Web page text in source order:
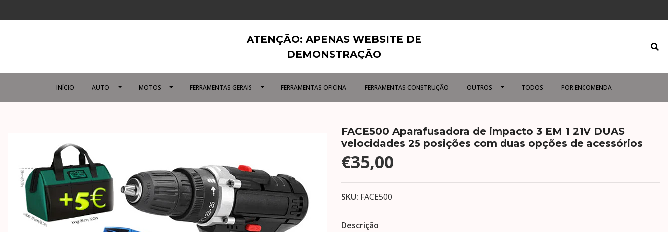
ATENÇÃO: APENAS WEBSITE DE
DEMONSTRAÇÃO
INÍCIO AUTO MOTOS FERRAMENTAS GERAIS FERRAMENTAS OFICINA FERRAMENTAS CONSTRUÇÃO OUTROS TODOS POR ENCOMENDA
FACE500 Aparafusadora de impacto 3 EM 1 21V DUAS
velocidades 25 posições com duas opções de acessórios
€35,00
SKU: FACE500
Descrição